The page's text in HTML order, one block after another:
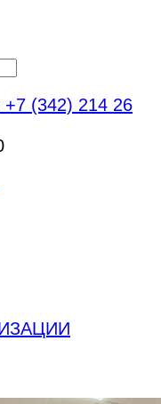
(342) 214 26